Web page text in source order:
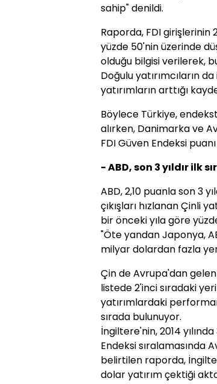
sahip" denildi.
Raporda, FDI girişlerinin
yüzde 50'nin üzerinde
olduğu bilgisi verilerek,
Doğulu yatırımcıların
yatırımların arttığı
Böylece Türkiye,
alırken, Danimarka ve
FDI Güven Endeksi
- ABD, son 3 yıldır ilk
ABD, 2,10 puanla son 3
çıkışları hızlanan Çinli
bir önceki yıla göre
"Öte yandan Japonya,
milyar dolardan fazla
Çin de Avrupa'dan
listede 2'inci sıradaki
yatırımlardaki
sırada bulunuyor.
İngiltere'nin, 2014
Endeksi sıralamasında
belirtilen raporda,
dolar yatırım çektiği